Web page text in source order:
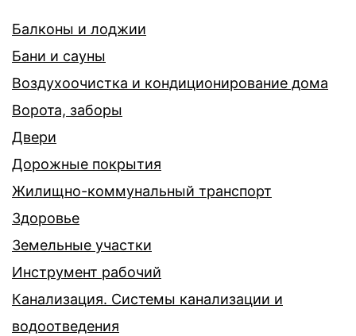
Балконы и лоджии
Бани и сауны
Воздухоочистка и кондиционирование дома
Ворота, заборы
Двери
Дорожные покрытия
Жилищно-коммунальный транспорт
Здоровье
Земельные участки
Инструмент рабочий
Канализация. Системы канализации и
водоотведения